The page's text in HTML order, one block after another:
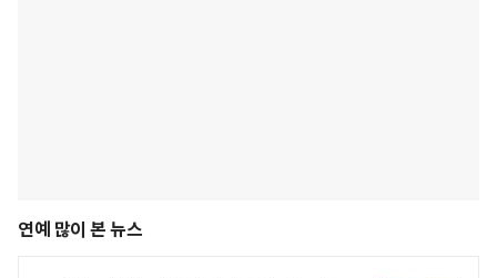
연예 많이 본 뉴스